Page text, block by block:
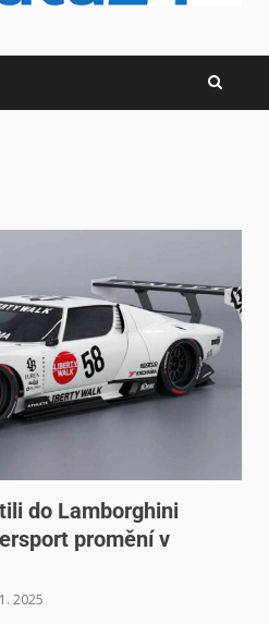
do Lamborghini
promění v
2025